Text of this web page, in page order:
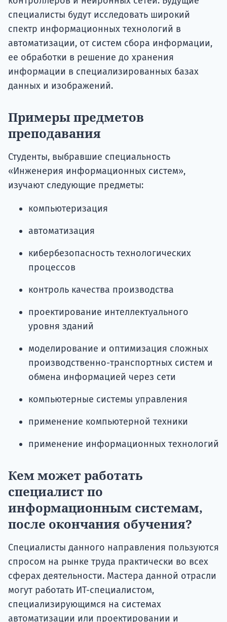
специалисты будут исследовать широкий
спектр информационных технологий в
автоматизации, от систем сбора информации,
ее обработки в решение до хранения
информации в специализированных базах
данных и изображений.
Примеры предметов
преподавания
Студенты, выбравшие специальность
«Инженерия информационных систем»,
изучают следующие предметы:
компьютеризация
автоматизация
кибербезопасность технологических
процессов
контроль качества производства
проектирование интеллектуального
уровня зданий
моделирование и оптимизация сложных
производственно-транспортных систем и
обмена информацией через сети
компьютерные системы управления
применение компьютерной техники
применение информационных технологий
Кем может работать
специалист по
информационным системам,
после окончания обучения?
Специалисты данного направления пользуются
спросом на рынке труда практически во всех
сферах деятельности. Мастера данной отрасли
могут работать ИТ-специалистом,
специализирующимся на системах
автоматизации или проектировании и